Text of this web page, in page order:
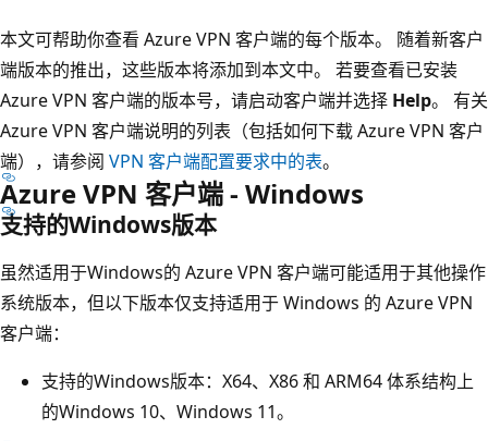
本文可帮助你查看 Azure VPN 客户端的每个版本。 随着新客户
端版本的推出，这些版本将添加到本文中。 若要查看已安装
Azure VPN 客户端的版本号，请启动客户端并选择 Help。 有关
Azure VPN 客户端说明的列表（包括如何下载 Azure VPN 客户
端），请参阅 VPN 客户端配置要求中的表。
Azure VPN 客户端 - Windows
支持的Windows版本
虽然适用于Windows的 Azure VPN 客户端可能适用于其他操作
系统版本，但以下版本仅支持适用于 Windows 的 Azure VPN
客户端：
支持的Windows版本：X64、X86 和 ARM64 体系结构上
的Windows 10、Windows 11。